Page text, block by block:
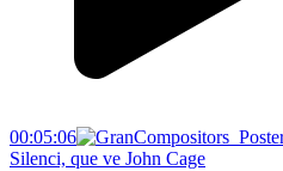
00:05:06
Silenci, que ve John Cage